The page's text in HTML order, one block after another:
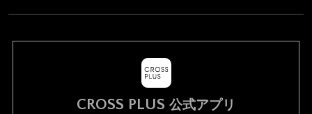
CROSS PLUS 公式アプリ